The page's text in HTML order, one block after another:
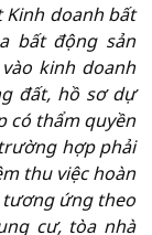
Kinh doanh bất
bất động sản
kinh doanh
đất, hồ sơ dự
có thẩm quyền
hợp phải
thu việc hoàn
tương ứng theo
cư, tòa nhà